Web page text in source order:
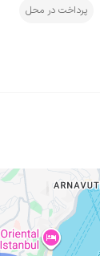
پرداخت در محل